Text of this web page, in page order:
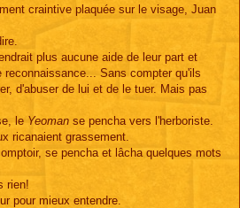
craintive plaquée sur le visage, Juan
plus aucune aide de leur part et
Sans compter qu'ils
d'abuser de lui et de le tuer. Mais pas
le Yeoman se pencha vers l'herboriste.
ricanaient grassement.
se pencha et lâcha quelques mots
rien!
pour mieux entendre.